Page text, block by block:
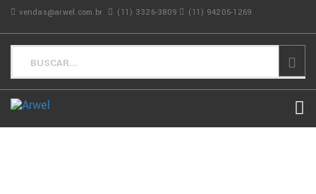
vendas@arwel.com.br (11) 3326-3809 (11) 94205-1269